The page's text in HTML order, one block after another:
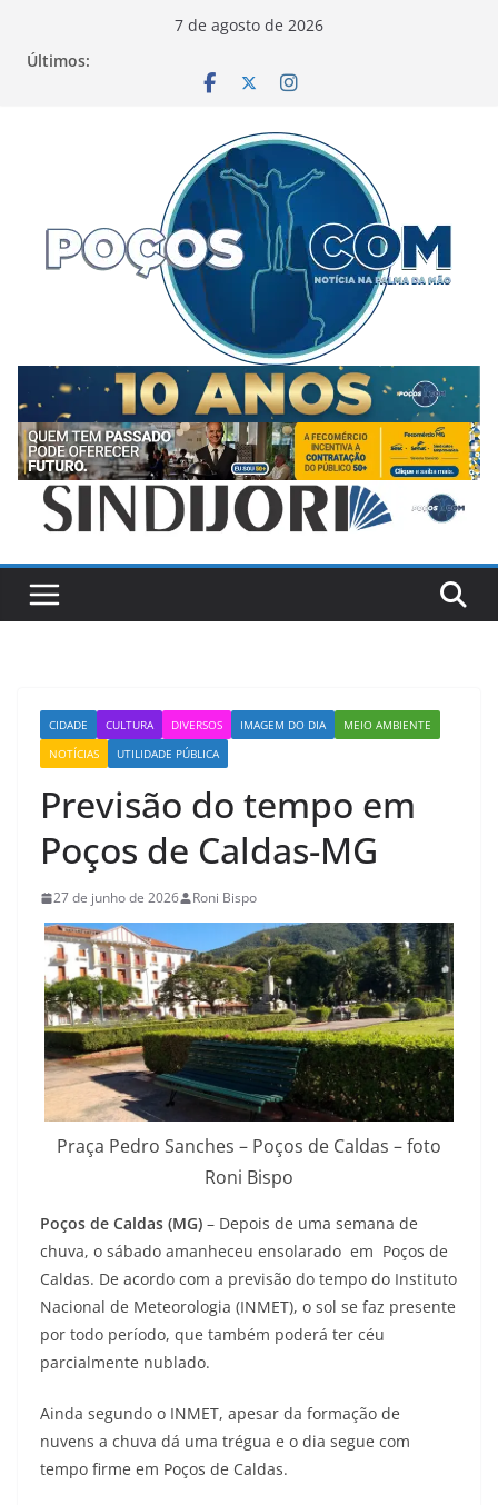
7 de agosto de 2026
Últimos:
CIDADE CULTURA DIVERSOS IMAGEM DO DIA
MEIO AMBIENTE
NOTÍCIAS
UTILIDADE PÚBLICA
Previsão do tempo em
Poços de Caldas-MG
27 de junho de 2026 Roni Bispo
Praça Pedro Sanches – Poços de Caldas – foto
Roni Bispo
Poços de Caldas (MG) – Depois de uma semana de
chuva, o sábado amanheceu ensolarado em Poços de
Caldas. De acordo com a previsão do tempo do Instituto
Nacional de Meteorologia (INMET), o sol se faz presente
por todo período, que também poderá ter céu
parcialmente nublado.
Ainda segundo o INMET, apesar da formação de
nuvens a chuva dá uma trégua e o dia segue com
tempo firme em Poços de Caldas.